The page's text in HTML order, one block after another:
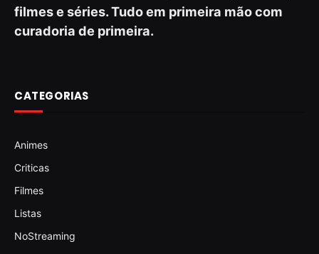
filmes e séries. Tudo em primeira mão com
curadoria de primeira.
CATEGORIAS
Animes
Criticas
Filmes
Listas
NoStreaming